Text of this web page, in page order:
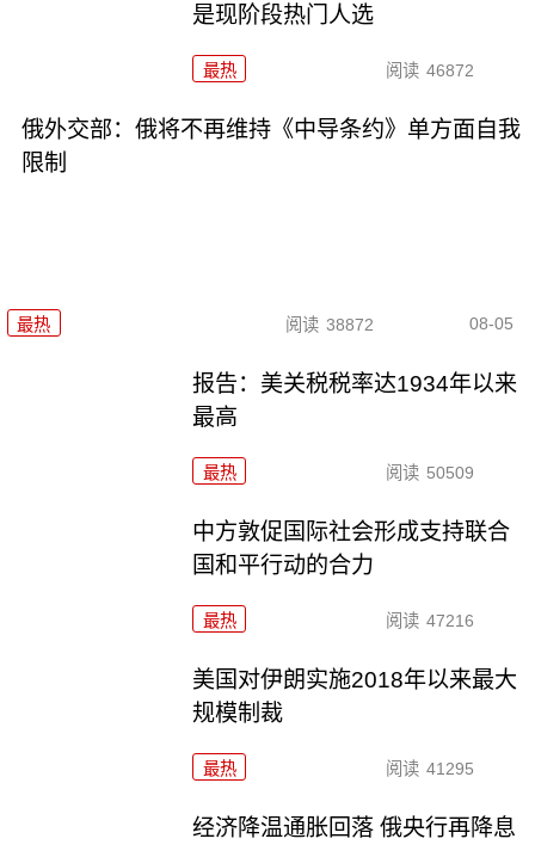
是现阶段热门人选
最热 阅读 46872
俄外交部：俄将不再维持《中导条约》单方面自我
限制
最热 阅读 38872 08-05
报告：美关税税率达1934年以来
最高
最热 阅读 50509
中方敦促国际社会形成支持联合
国和平行动的合力
最热 阅读 47216
美国对伊朗实施2018年以来最大
规模制裁
最热 阅读 41295
经济降温通胀回落 俄央行再降息